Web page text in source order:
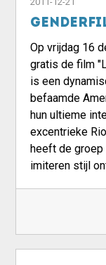
Op vrijdag 16
gratis de film
is een
befaamde
hun ultieme
excentrieke
heeft de groep
imiteren stijl